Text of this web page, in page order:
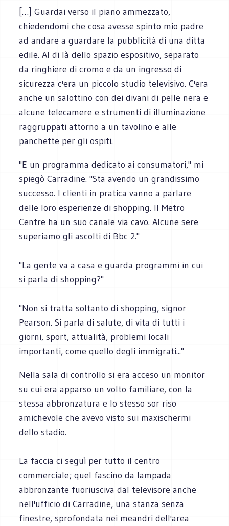
[…] Guardai verso il piano ammezzato,
chiedendomi che cosa avesse spinto mio padre
ad andare a guardare la pubblicità di una ditta
edile. Al di là dello spazio espositivo, separato
da ringhiere di cromo e da un ingresso di
sicurezza c'era un piccolo studio televisivo. C'era
anche un salottino con dei divani di pelle nera e
alcune telecamere e strumenti di illuminazione
raggruppati attorno a un tavolino e alle
panchette per gli ospiti.
"E un programma dedicato ai consumatori," mi
spiegò Carradine. "Sta avendo un grandissimo
successo. I clienti in pratica vanno a parlare
delle loro esperienze di shopping. Il Metro
Centre ha un suo canale via cavo. Alcune sere
superiamo gli ascolti di Bbc 2."
"La gente va a casa e guarda programmi in cui
si parla di shopping?"
"Non si tratta soltanto di shopping, signor
Pearson. Si parla di salute, di vita di tutti i
giorni, sport, attualità, problemi locali
importanti, come quello degli immigrati..."
Nella sala di controllo si era acceso un monitor
su cui era apparso un volto familiare, con la
stessa abbronzatura e lo stesso sor riso
amichevole che avevo visto sui maxischermi
dello stadio.
La faccia ci seguì per tutto il centro
commerciale; quel fascino da lampada
abbronzante fuoriusciva dal televisore anche
nell'ufficio di Carradine, una stanza senza
finestre, sprofondata nei meandri dell'area